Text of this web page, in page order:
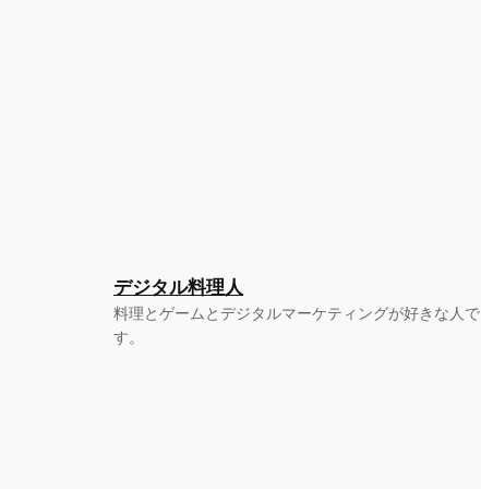
デジタル料理人
料理とゲームとデジタルマーケティングが好きな人で
す。